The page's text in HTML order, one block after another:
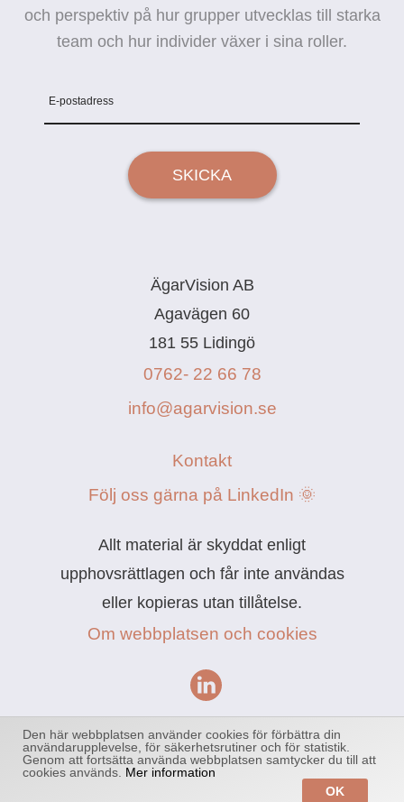
och perspektiv på hur grupper utvecklas till starka
team och hur individer växer i sina roller.
E-postadress
SKICKA
ÄgarVision AB
Agavägen 60
181 55 Lidingö
0762- 22 66 78
info@agarvision.se
Kontakt
Följ oss gärna på LinkedIn 🌞
Allt material är skyddat enligt
upphovsrättlagen och får inte användas
eller kopieras utan tillåtelse.
Om webbplatsen och cookies
Powered byEasyweb
Den här webbplatsen använder cookies för förbättra din
användarupplevelse, för säkerhetsrutiner och för statistik.
Genom att fortsätta använda webbplatsen samtycker du till att
cookies används. Mer information
OK